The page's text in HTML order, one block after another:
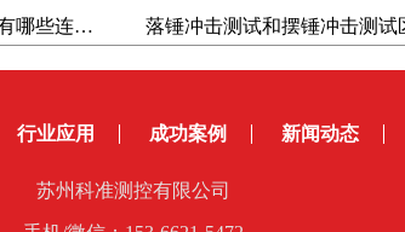
光耦封装结构解析：内部有哪些连接？为什么需要推拉力测试仪验证？
行业应用 成功案例 新闻动态
苏州科准测控有限公司